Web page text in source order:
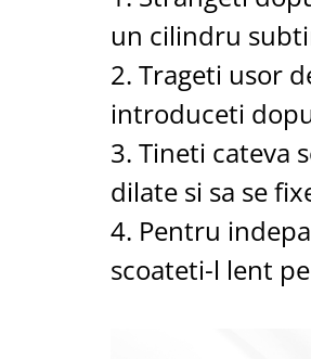
un cilindru
2. Trageti usor
introduceti
3. Tineti cateva
dilate si sa se
4. Pentru
scoateti-l lent